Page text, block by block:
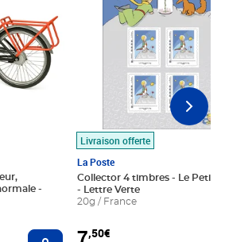
Ajouter au panier
Livraison offerte
La Poste
Collector 4 timbres - Le Petit
- Lettre Verte
20g / France
,50€